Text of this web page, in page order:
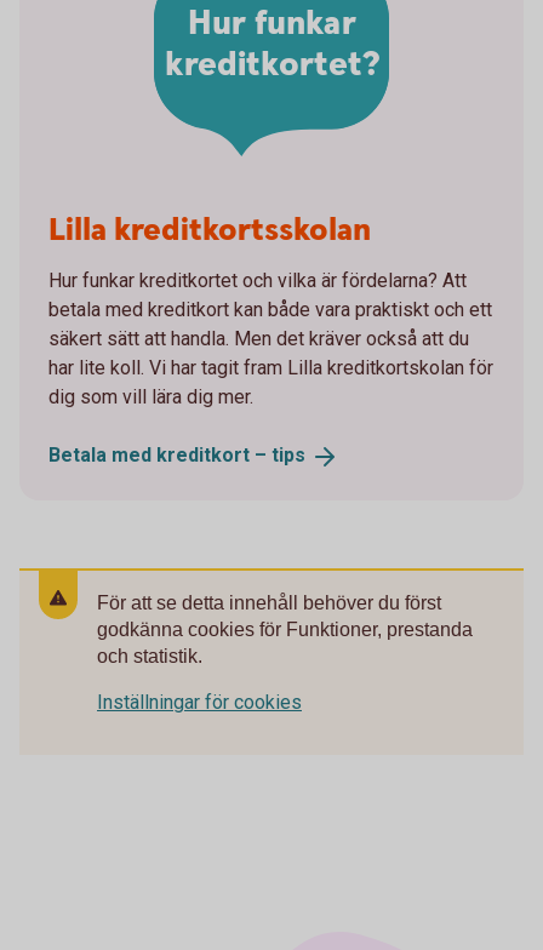
Hur funkar
kreditkortet?
Lilla kreditkortsskolan
Hur funkar kreditkortet och vilka är fördelarna? Att
betala med kreditkort kan både vara praktiskt och ett
säkert sätt att handla. Men det kräver också att du
har lite koll. Vi har tagit fram Lilla kreditkortskolan för
dig som vill lära dig mer.
Betala med kreditkort – tips
För att se detta innehåll behöver du först
godkänna cookies för Funktioner, prestanda
och statistik.
Inställningar för cookies